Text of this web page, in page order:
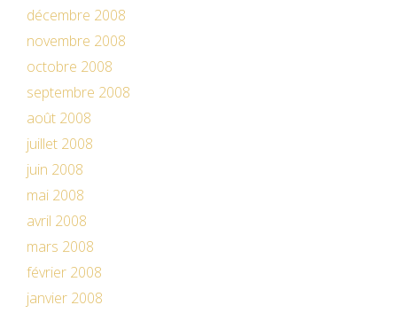
décembre 2008
novembre 2008
octobre 2008
septembre 2008
août 2008
juillet 2008
juin 2008
mai 2008
avril 2008
mars 2008
février 2008
janvier 2008